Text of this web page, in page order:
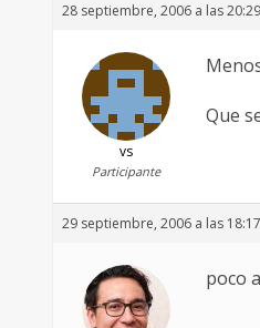
28 septiembre, 2006 a las 20:29
vs
Participante
Que
29 septiembre, 2006 a las 18:17
poco